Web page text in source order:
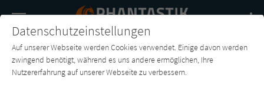
SUCHE
Buch-
Entdecker
Forum Charts
Datenschutzeinstellungen
Auf unserer Webseite werden Cookies verwendet. Einige davon werden
zwingend benötigt, während es uns andere ermöglichen, Ihre
Nutzererfahrung auf unserer Webseite zu verbessern.